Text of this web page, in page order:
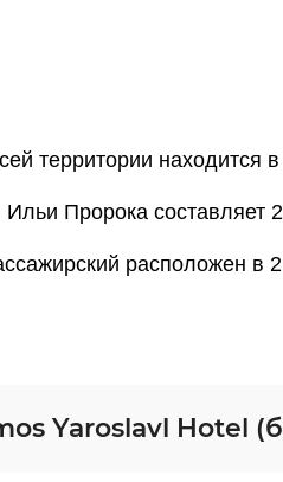
территории
Ильи Пророка
расположен в
Yaroslavl Hotel